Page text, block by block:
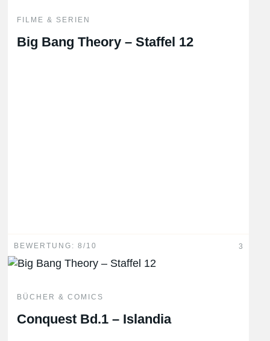
FILME & SERIEN
Big Bang Theory – Staffel 12
BEWERTUNG: 8/10 3
BÜCHER & COMICS
Conquest Bd.1 – Islandia